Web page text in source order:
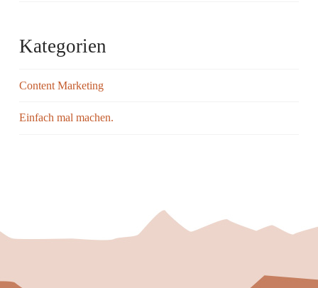
Kategorien
Content Marketing
Einfach mal machen.